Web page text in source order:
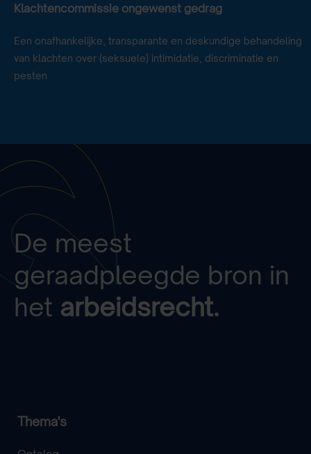
Klachtencommissie ongewenst gedrag
Een onafhankelijke, transparante en deskundige behandeling
van klachten over (seksuele) intimidatie, discriminatie en
pesten
De meest
geraadpleegde bron in
het arbeidsrecht.
Thema's